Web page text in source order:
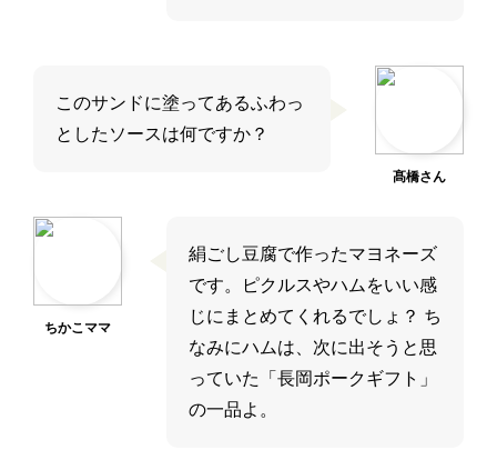
髙橋さん
このサンドに塗ってあるふわっ
としたソースは何ですか？
ちかこママ
絹ごし豆腐で作ったマヨネーズ
です。ピクルスやハムをいい感
じにまとめてくれるでしょ？ ち
なみにハムは、次に出そうと思
っていた「長岡ポークギフト」
の一品よ。